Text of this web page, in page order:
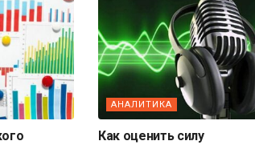
АНАЛИТИКА
Как оценить силу